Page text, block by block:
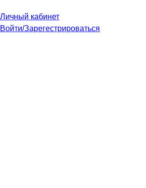
Личный кабинет
Войти/Зарегестрироваться